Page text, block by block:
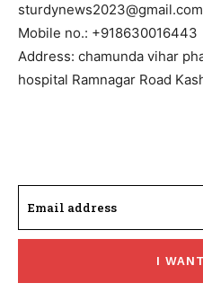
sturdynews2023@gmail.com
Mobile no.: +918630016443
Address: chamunda vihar
hospital Ramnagar Road
I